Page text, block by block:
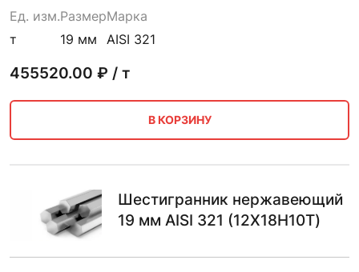
Ед. изм.
т
Размер
19 мм
Марка
AISI 321
455520.00 ₽ / т
В КОРЗИНУ
Шестигранник нержавеющий
19 мм AISI 321 (12Х18Н10Т)